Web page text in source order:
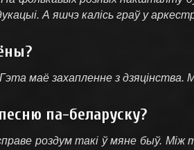
А яшчэ калісь граў у
маё захапленне з
па-беларуску?
роздум такі ў мяне быў. Між